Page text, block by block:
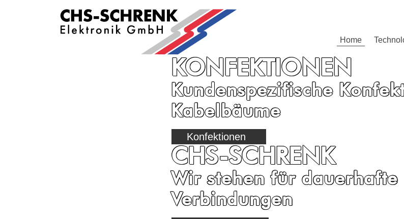
Home
KONFEKTIONEN
Kundenspezifische
Kabelbäume
Konfektionen
CHS-SCHRENK
Wir stehen für dauerhafte
Verbindungen